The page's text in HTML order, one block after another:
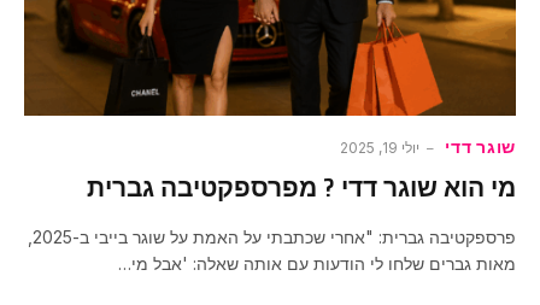
שוגר דדי יולי 19, 2025
מי הוא שוגר דדי ? מפרספקטיבה גברית
מאות גברים שלחו לי הודעות עם אותה שאלה: 'אבל מי…